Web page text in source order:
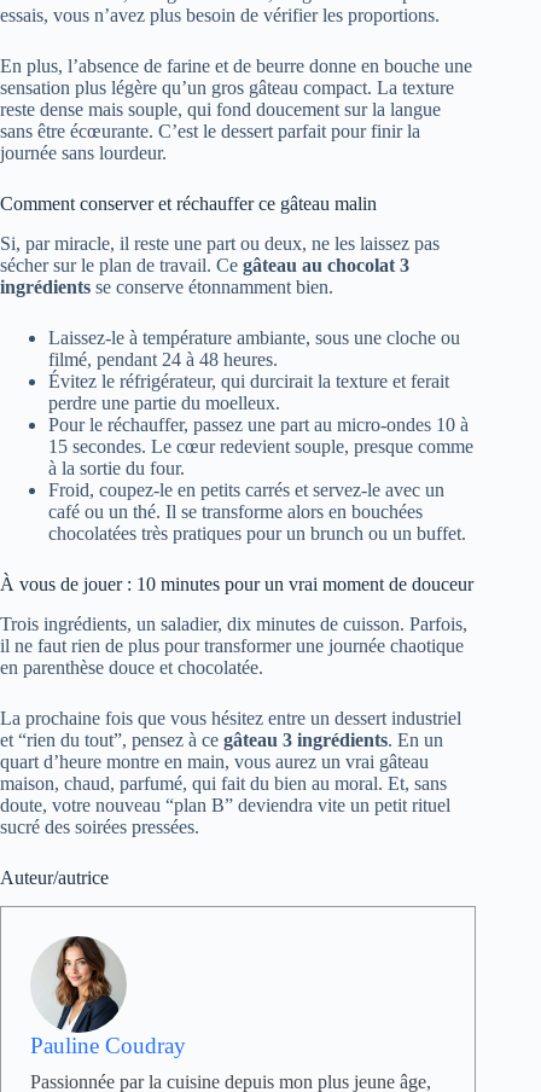
essais, vous n’avez plus besoin de vérifier les proportions.
En plus, l’absence de farine et de beurre donne en bouche une
sensation plus légère qu’un gros gâteau compact. La texture
reste dense mais souple, qui fond doucement sur la langue
sans être écœurante. C’est le dessert parfait pour finir la
journée sans lourdeur.
Comment conserver et réchauffer ce gâteau malin
Si, par miracle, il reste une part ou deux, ne les laissez pas
sécher sur le plan de travail. Ce gâteau au chocolat 3
ingrédients se conserve étonnamment bien.
Laissez-le à température ambiante, sous une cloche ou
filmé, pendant 24 à 48 heures.
Évitez le réfrigérateur, qui durcirait la texture et ferait
perdre une partie du moelleux.
Pour le réchauffer, passez une part au micro-ondes 10 à
15 secondes. Le cœur redevient souple, presque comme
à la sortie du four.
Froid, coupez-le en petits carrés et servez-le avec un
café ou un thé. Il se transforme alors en bouchées
chocolatées très pratiques pour un brunch ou un buffet.
À vous de jouer : 10 minutes pour un vrai moment de douceur
Trois ingrédients, un saladier, dix minutes de cuisson. Parfois,
il ne faut rien de plus pour transformer une journée chaotique
en parenthèse douce et chocolatée.
La prochaine fois que vous hésitez entre un dessert industriel
et “rien du tout”, pensez à ce gâteau 3 ingrédients. En un
quart d’heure montre en main, vous aurez un vrai gâteau
maison, chaud, parfumé, qui fait du bien au moral. Et, sans
doute, votre nouveau “plan B” deviendra vite un petit rituel
sucré des soirées pressées.
Auteur/autrice
Pauline Coudray
Passionnée par la cuisine depuis mon plus jeune âge,